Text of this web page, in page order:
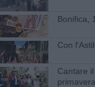
Bonifica,
Con
Cantare